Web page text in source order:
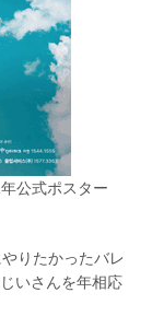
公式ポスター
りたかったバレ
いさんを年相応